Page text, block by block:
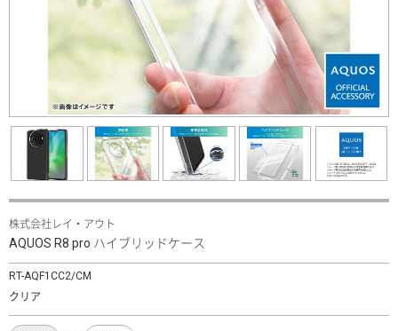
株式会社レイ・アウト
AQUOS R8 pro ハイブリッドケース
RT-AQF1CC2/CM
クリア